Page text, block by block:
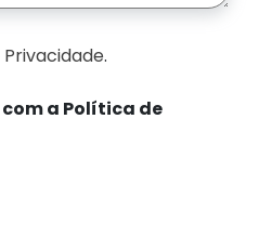
.
com a Política de